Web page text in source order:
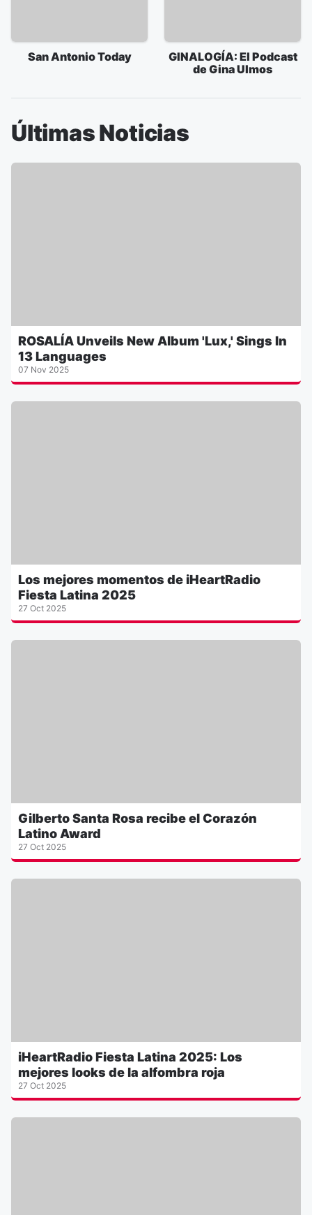
San Antonio Today
GINALOGÍA: El Podcast
de Gina Ulmos
Últimas Noticias
ROSALÍA Unveils New Album 'Lux,' Sings In
13 Languages
07 Nov 2025
Los mejores momentos de iHeartRadio
Fiesta Latina 2025
27 Oct 2025
Gilberto Santa Rosa recibe el Corazón
Latino Award
27 Oct 2025
iHeartRadio Fiesta Latina 2025: Los
mejores looks de la alfombra roja
27 Oct 2025